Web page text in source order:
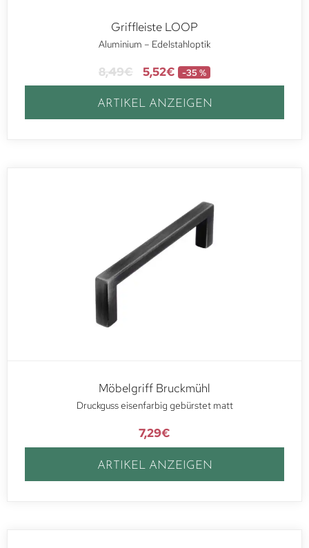
Griffleiste LOOP
Aluminium – Edelstahloptik
8,49€ 5,52€ -35 %
ARTIKEL ANZEIGEN
Möbelgriff Bruckmühl
Druckguss eisenfarbig gebürstet matt
7,29€
ARTIKEL ANZEIGEN